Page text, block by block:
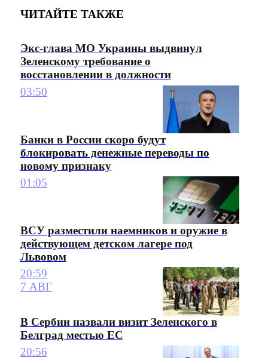
ЧИТАЙТЕ ТАКЖЕ
Экс-глава МО Украины выдвинул
Зеленскому требование о
восстановлении в должности
03:50
Банки в России скоро будут
блокировать денежные переводы по
новому признаку
01:05
ВСУ разместили наемников и оружие в
действующем детском лагере под
Львовом
20:59
7 АВГ
В Сербии назвали визит Зеленского в
Белград местью ЕС
20:56